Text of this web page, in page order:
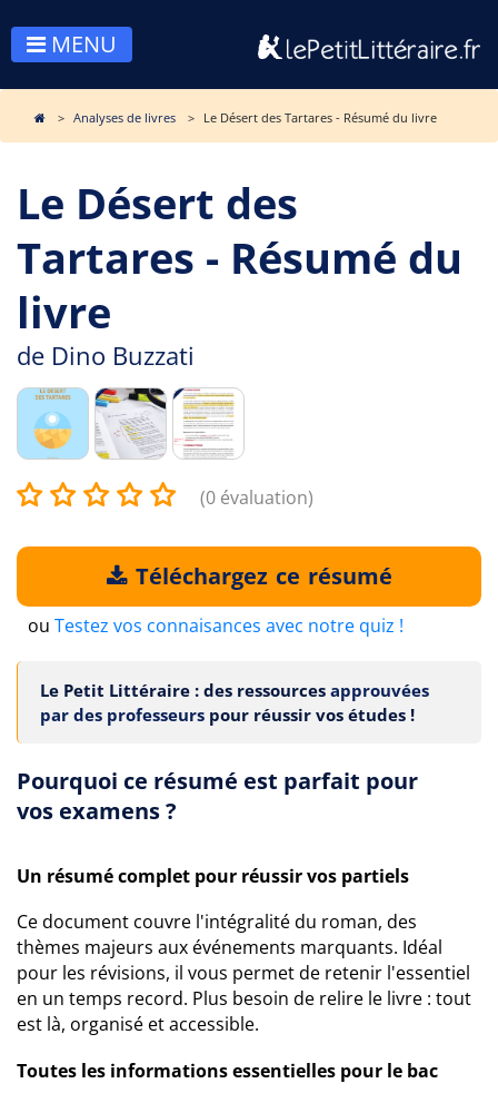
MENU
Analyses de livres Le Désert des Tartares - Résumé du livre
Le Désert des
Tartares - Résumé du
livre
de Dino Buzzati
(0 évaluation)
Téléchargez ce résumé
ou Testez vos connaisances avec notre quiz !
Le Petit Littéraire : des ressources approuvées
par des professeurs pour réussir vos études !
Pourquoi ce résumé est parfait pour
vos examens ?
Un résumé complet pour réussir vos partiels
Ce document couvre l'intégralité du roman, des
thèmes majeurs aux événements marquants. Idéal
pour les révisions, il vous permet de retenir l'essentiel
en un temps record. Plus besoin de relire le livre : tout
est là, organisé et accessible.
Toutes les informations essentielles pour le bac